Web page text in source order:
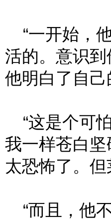
“一开始，
活的。意识
他明白了自
“这是个可
我一样苍白
太恐怖了。
“而且，他